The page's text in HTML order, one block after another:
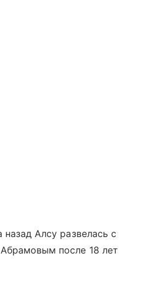
Алсу развелась с
после 18 лет